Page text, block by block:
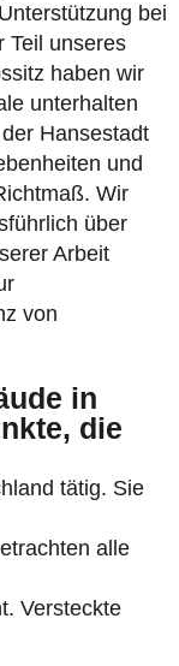
bei
Teil unseres
haben wir
unterhalten
Hansestadt
und
Wir
über
Arbeit
von
in
die
tätig. Sie
alle
Versteckte